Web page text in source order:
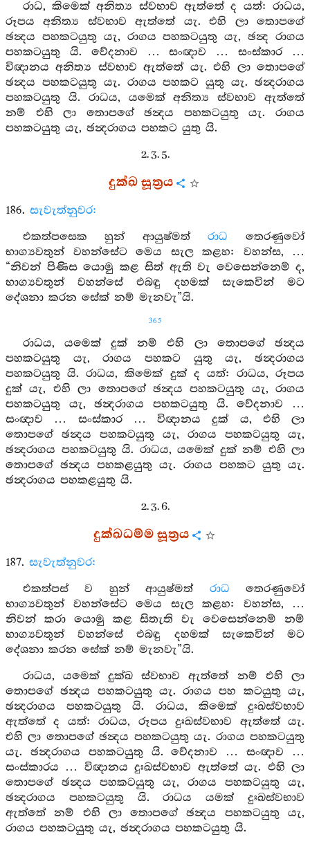
රාධ, කිමෙක් අනිත්‍ය ස්වභාව ඇත්තේ ද යත්: රාධය,
රූපය අනිත්‍ය ස්වභාව ඇත්තේ යැ. එහි ලා තොපගේ
ඡන්‍දය පහකටයුතු යැ, රාගය පහකටයුතු යැ, ඡන්‍ද රාගය
පහකටයුතු යි. වේදනාව … සංඥාව … සංස්කාර …
විඥානය අනිත්‍ය ස්වභාව ඇත්තේ යැ. එහි ලා තොපගේ
ඡන්‍දය පහකටයුතු යැ. රාගය පහකට යුතු යැ. ඡන්‍දරාගය
පහකටයුතු යි. රාධය, යමෙක් අනිත්‍ය ස්වභාව ඇත්තේ
නම් එහි ලා තොපගේ ඡන්‍දය පහකටයුතු යැ. රාගය
පහකටයුතු යැ, ඡන්‍දරාගය පහකට යුතු යි.
2. 3. 5.
දුක්ඛ සූත්‍රය
186. සැවැත්නුවර:
එකත්පසෙක හුන් ආයුෂ්මත්රාධ තෙරණුවෝ
භාග්‍යවතුන් වහන්සේට මෙය සැල කළහ: වහන්ස, …
“නිවන් පිණිස යොමු කළ සිත් ඇති වැ වෙසෙන්නෙම් ද,
භාග්‍යවතුන් වහන්සේ එබඳු දහමක් සැකෙවින් මට
දේශනා කරන සේක් නම් මැනවැ”යි.
365
රාධය, යමෙක් දුක් නම් එහි ලා තොපගේ ඡන්‍දය
පහකටයුතු යැ, රාගය පහකට යුතු යැ, ඡන්‍දරාගය
පහකටයුතු යි. රාධය, කිමෙක් දුක් ද යත්: රාධය, රූපය
දුක් යැ, එහි ලා තොපගේ ඡන්‍දය පහකටයුතු යැ, රාගය
පහකටයුතු යැ, ඡන්‍දරාගය පහකටයුතු යි. වේදනාව …
සංඥාව … සංස්කාර … විඥානය දුක් ය, එහි ලා
තොපගේ ඡන්‍දය පහකටයුතු යැ, රාගය පහකටයුතු යැ,
ඡන්‍දරාගය පහකටයුතු යි. රාධය, යමෙක් දුක් නම් එහි ලා
තොපගේ ඡන්‍දය පහකළයුතු යැ. රාගය පහකට යුතු යැ.
ඡන්‍දරාගය පහකළයුතු යි.
2. 3. 6.
දුක්ඛධම්ම සූත්‍රය
187. සැවැත්නුවර:
එකත්පස් ව හුන් ආයුෂ්මත් රාධ තෙරණුවෝ
භාග්‍යවතුන් වහන්සේට මෙය සැල කළහ: වහන්ස, …
නිවන් කරා යොමු කළ සිතැති වැ වෙසෙන්නෙම් නම්
භාග්‍යවතුන් වහන්සේ එබඳු දහමක් සැකෙවින් මට
දේශනා කරන සේක් නම් මැනවැ”යි.
රාධය, යමෙක් දුක්ඛ ස්වභාව ඇත්තේ නම් එහි ලා
තොපගේ ඡන්‍දය පහකටයුතු යැ. රාගය පහ කටයුතු යැ,
ඡන්‍දරාගය පහකටයුතු යි. රාධය, කිමෙක් දුඃඛස්වභාව
ඇත්තේ ද යත්: රාධය, රූපය දුඃඛස්වභාව ඇත්තේ යැ.
එහි ලා තොපගේ ඡන්‍දය පහකටයුතු යැ. රාගය පහකටයුතු
යැ. ඡන්‍දරාගය පහකටයුතු යි. වේදනාව … සංඥාව …
සංස්කාරය … විඥානය දුඃඛස්වභාව ඇත්තේ යැ. එහි ලා
තොපගේ ඡන්‍දය පහකටයුතු යැ, රාගය පහකටයුතු යැ,
ඡන්‍දරාගය පහකටයුතු යි. රාධය යමක් දුඃඛස්වභාව
ඇත්තේ නම් එහි ලා තොපගේ ඡන්‍දය පහකටයුතු යැ,
රාගය පහකටයුතු යැ, ඡන්‍දරාගය පහකටයුතු යි.